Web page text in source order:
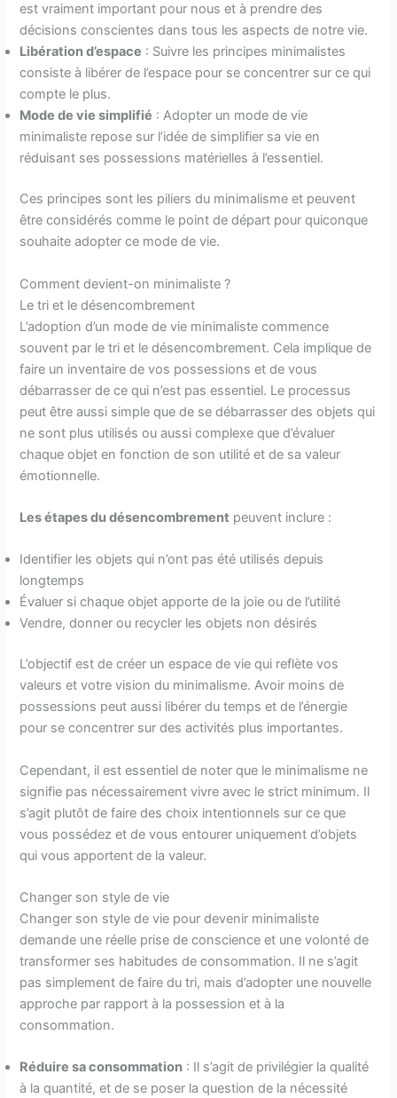
est vraiment important pour nous et à prendre des
décisions conscientes dans tous les aspects de notre vie.
Libération d’espace : Suivre les principes minimalistes
consiste à libérer de l’espace pour se concentrer sur ce qui
compte le plus.
Mode de vie simplifié : Adopter un mode de vie
minimaliste repose sur l’idée de simplifier sa vie en
réduisant ses possessions matérielles à l’essentiel.
Ces principes sont les piliers du minimalisme et peuvent
être considérés comme le point de départ pour quiconque
souhaite adopter ce mode de vie.
Comment devient-on minimaliste ?
Le tri et le désencombrement
L’adoption d’un mode de vie minimaliste commence
souvent par le tri et le désencombrement. Cela implique de
faire un inventaire de vos possessions et de vous
débarrasser de ce qui n’est pas essentiel. Le processus
peut être aussi simple que de se débarrasser des objets qui
ne sont plus utilisés ou aussi complexe que d’évaluer
chaque objet en fonction de son utilité et de sa valeur
émotionnelle.
Les étapes du désencombrement peuvent inclure :
Identifier les objets qui n’ont pas été utilisés depuis
longtemps
Évaluer si chaque objet apporte de la joie ou de l’utilité
Vendre, donner ou recycler les objets non désirés
L’objectif est de créer un espace de vie qui reflète vos
valeurs et votre vision du minimalisme. Avoir moins de
possessions peut aussi libérer du temps et de l’énergie
pour se concentrer sur des activités plus importantes.
Cependant, il est essentiel de noter que le minimalisme ne
signifie pas nécessairement vivre avec le strict minimum. Il
s’agit plutôt de faire des choix intentionnels sur ce que
vous possédez et de vous entourer uniquement d’objets
qui vous apportent de la valeur.
Changer son style de vie
Changer son style de vie pour devenir minimaliste
demande une réelle prise de conscience et une volonté de
transformer ses habitudes de consommation. Il ne s’agit
pas simplement de faire du tri, mais d’adopter une nouvelle
approche par rapport à la possession et à la
consommation.
Réduire sa consommation : Il s’agit de privilégier la qualité
à la quantité, et de se poser la question de la nécessité